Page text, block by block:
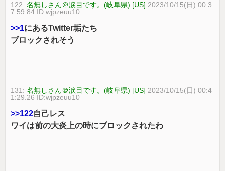
122:名無しさん＠涙目です。(岐阜県) [US] 2023/10/15(日) 00:3
7:59.84 ID:wjpzeuu10
>>1にあるTwitter垢たち
ブロックされそう
131:名無しさん＠涙目です。(岐阜県) [US] 2023/10/15(日) 00:4
1:29.26 ID:wjpzeuu10
>>122自己レス
ワイは前の大炎上の時にブロックされたわ